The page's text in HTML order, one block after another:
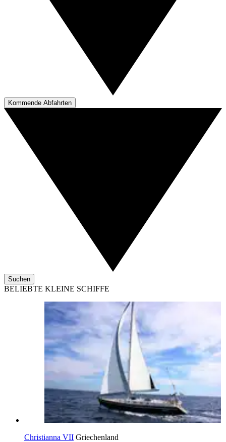
Kommende Abfahrten
Suchen
BELIEBTE KLEINE SCHIFFE
Christianna VII Griechenland